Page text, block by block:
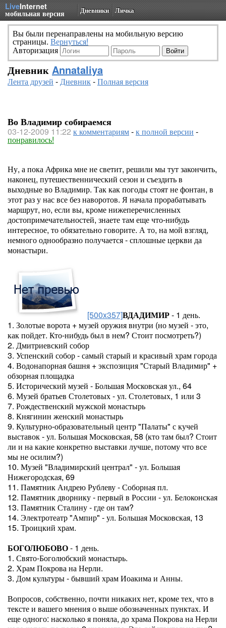
LiveInternet
мобильная версия Дневники Личка
Вы были перенаправлены на мобильную версию
страницы. Вернуться!
Авторизация
Дневник Annataliya
Лента друзей -Дневник-Полная версия
Во Владимир собираемся
03-12-2009 11:22 к комментариям-к полной версии -
понравилось!
Ну, а пока Африка мне не светит, решили мы тут закончить,
наконец, путешественнический сезон и съездить в
выходные во Владимир. Так как погоды стоят не фонтан, в
этот раз у нас все без наворотов. Я начала прорабатывать
маршрут, но, если вы, кроме нижеперечисленных
достопримечательностей, знаете там еще что-нибудь
интересное, то обязательно говорите. А то, на мой взгляд,
немного однообразно получается - сплошные церкви да
монастыри.
[500x357]ВДАДИМИР- 1 день.
1. Золотые ворота + музей оружия внутри (но музей - это,
как пойдет. Кто-нибудь был в нем? Стоит посмотреть?)
2. Дмитриевский собор
3. Успенский собор - самый старый и красивый храм города
4. Водонапорная башня + экспозиция "Старый Владимир" +
обзорная площадка
5. Исторический музей - Большая Московская ул., 64
6. Музей братьев Столетовых - ул. Столетовых, 1 или 3
7. Рождественский мужской монастырь
8. Княгинин женский монастырь
9. Культурно-образовательный центр "Палаты" с кучей
выставок - ул. Большая Московская, 58 (кто там был? Стоит
ли и на какие конкретно выставки лучше, потому что все
мы не осилим?)
10. Музей "Владимирский централ" - ул. Большая
Нижегородская, 69
11. Памятник Андрею Рублеву - Соборная пл.
12. Памятник дворнику - первый в России - ул. Белоконская
13. Памятник Сталину - где он там?
14. Электротеатр "Ампир" - ул. Большая Московская, 13
15. Троицкий храм.
БОГОЛЮБОВО- 1 день.
1. Свято-Боголюбский монастырь.
2. Храм Покрова на Нерли.
3. Дом культуры - бывший храм Иоакима и Анны.
Вопросов, собственно, почти никаких нет, кроме тех, что в
тексте и вашего мнения о выше обозначенных пунктах. И
еще одного: насколько я поняла, до храма Покрова на Нерли